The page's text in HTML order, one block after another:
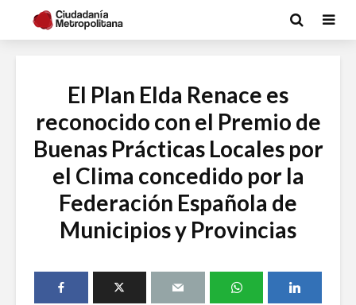
El Plan Elda Renace es
reconocido con el Premio de
Buenas Prácticas Locales por
el Clima concedido por la
Federación Española de
Municipios y Provincias